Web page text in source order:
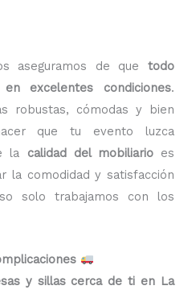
aseguramos de que todo
excelentes condiciones.
robustas, cómodas y bien
que tu evento luzca
la calidad del mobiliarioes
la comodidad y satisfacción
solo trabajamos con los
y sillas cerca de ti en La